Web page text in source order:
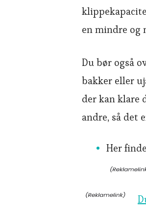
en mindre og
Du bør også
bakker eller
der kan klare
andre, så det
Her